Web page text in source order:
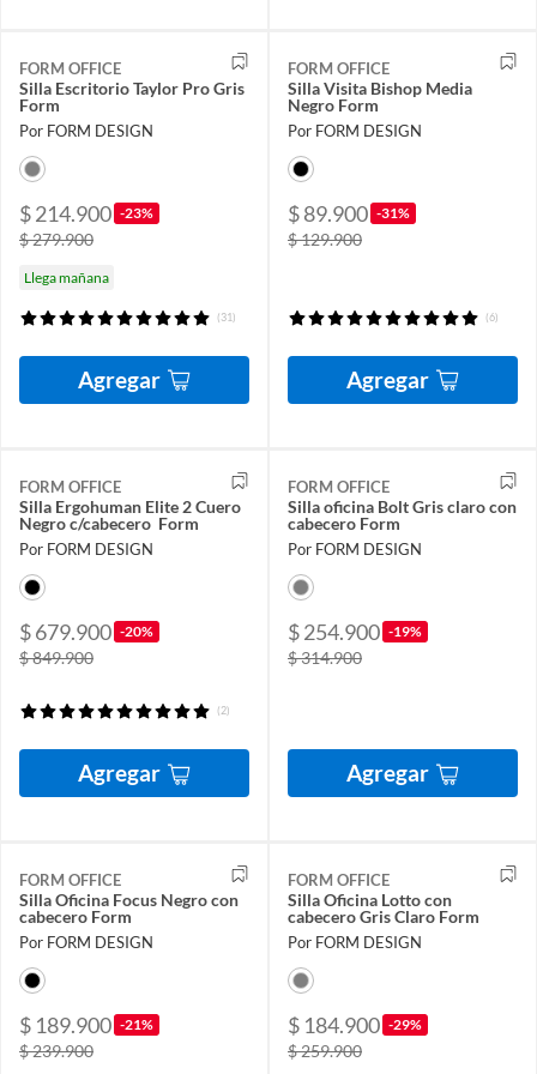
FORM OFFICE
Silla Escritorio Taylor Pro Gris
Form
Por FORM DESIGN
$ 214.900 -23%
$ 279.900
Llega mañana
(31)
Agregar
FORM OFFICE
Silla Visita Bishop Media
Negro Form
Por FORM DESIGN
$ 89.900 -31%
$ 129.900
(6)
Agregar
FORM OFFICE
Silla Ergohuman Elite 2 Cuero
Negro c/cabecero Form
Por FORM DESIGN
$ 679.900 -20%
$ 849.900
(2)
Agregar
FORM OFFICE
Silla oficina Bolt Gris claro con
cabecero Form
Por FORM DESIGN
$ 254.900 -19%
$ 314.900
Agregar
FORM OFFICE
Silla Oficina Focus Negro con
cabecero Form
Por FORM DESIGN
$ 189.900 -21%
$ 239.900
FORM OFFICE
Silla Oficina Lotto con
cabecero Gris Claro Form
Por FORM DESIGN
$ 184.900 -29%
$ 259.900